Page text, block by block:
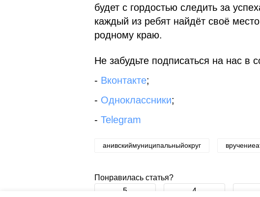
будет с гордостью следить за
каждый из ребят найдёт своё
родному краю.
Не забудьте подписаться на нас в
- Вконтакте;
- Одноклассники;
- Telegram
анивскиймуниципальныйокруг
Понравилась статья?
5 4